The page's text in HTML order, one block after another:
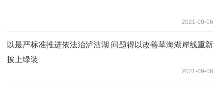
2021-09-06
以最严标准推进依法治泸沽湖 问题得以改善草海湖岸线重新
披上绿装
2021-09-06